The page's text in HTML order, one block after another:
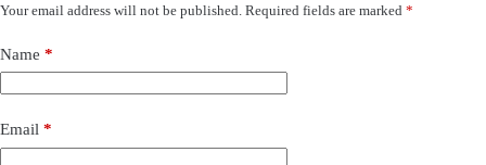
Your email address will not be published. Required fields are marked *
Name *
Email *